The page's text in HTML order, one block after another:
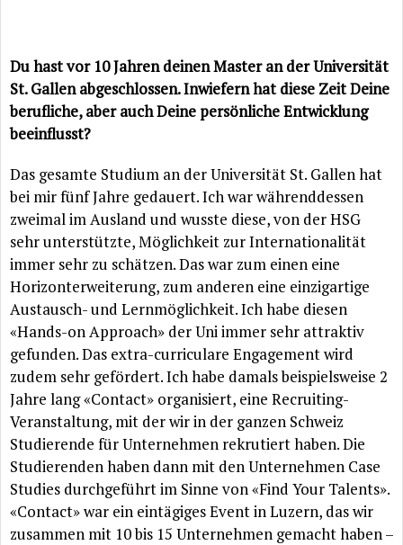
Du hast vor 10 Jahren deinen Master an der Universität
St. Gallen abgeschlossen. Inwiefern hat diese Zeit Deine
berufliche, aber auch Deine persönliche Entwicklung
beeinflusst?
Das gesamte Studium an der Universität St. Gallen hat
bei mir fünf Jahre gedauert. Ich war währenddessen
zweimal im Ausland und wusste diese, von der HSG
sehr unterstützte, Möglichkeit zur Internationalität
immer sehr zu schätzen. Das war zum einen eine
Horizonterweiterung, zum anderen eine einzigartige
Austausch- und Lernmöglichkeit. Ich habe diesen
«Hands-on Approach» der Uni immer sehr attraktiv
gefunden. Das extra-curriculare Engagement wird
zudem sehr gefördert. Ich habe damals beispielsweise 2
Jahre lang «Contact» organisiert, eine Recruiting-
Veranstaltung, mit der wir in der ganzen Schweiz
Studierende für Unternehmen rekrutiert haben. Die
Studierenden haben dann mit den Unternehmen Case
Studies durchgeführt im Sinne von «Find Your Talents».
«Contact» war ein eintägiges Event in Luzern, das wir
zusammen mit 10 bis 15 Unternehmen gemacht haben –